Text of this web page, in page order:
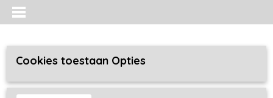
Inloggen Registreren
Cookies toestaan Opties